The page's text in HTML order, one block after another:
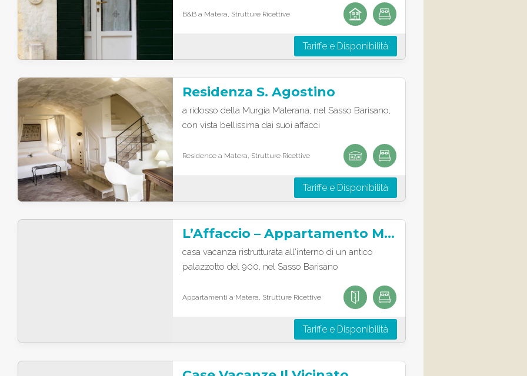
B&B a Matera, Strutture Ricettive
Tariffe e Disponibilità
Residenza S. Agostino
a ridosso della Murgia Materana, nel Sasso Barisano,
con vista bellissima dai suoi affacci
Residence a Matera, Strutture Ricettive
Tariffe e Disponibilità
L’Affaccio – Appartamento Matera
casa vacanza ristrutturata all'interno di un antico
palazzotto del 900, nel Sasso Barisano
Appartamenti a Matera, Strutture Ricettive
Tariffe e Disponibilità